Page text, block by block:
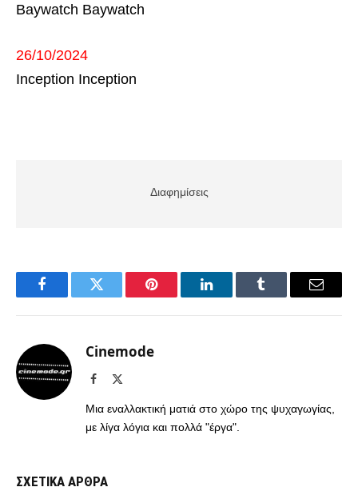
Baywatch Baywatch
26/10/2024
Inception Inception
Διαφημίσεις
FacebookTwitter Pinterest LinkedInTumblr Email
Cinemode
Facebook
Μια εναλλακτική ματιά στο χώρο της ψυχαγωγίας,
με λίγα λόγια και πολλά "έργα".
ΣΧΕΤΙΚΑ ΑΡΘΡΑ